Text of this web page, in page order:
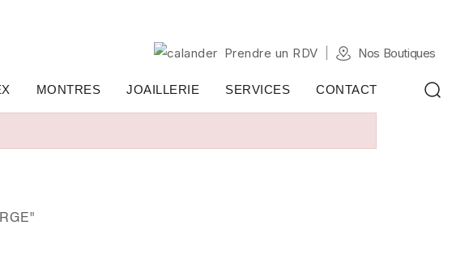
Prendre un RDV Nos Boutiques
MONTRES JOAILLERIE SERVICES CONTACT